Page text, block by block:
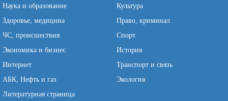
Наука и образование
Культура
Здоровье, медицина
Право, криминал
ЧС, происшествия
Спорт
Экономика и бизнес
История
Интернет
Транспорт и связь
АБК, Нефть и газ
Экология
Литературная страница